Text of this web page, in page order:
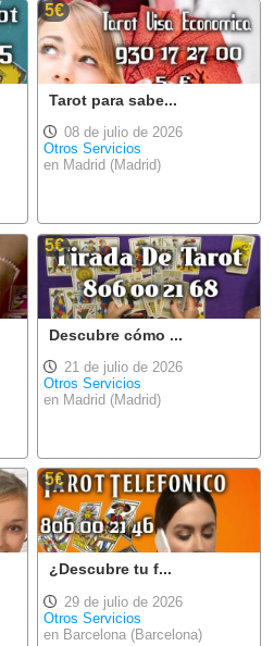
5€
Tarot para sabe...
08 de julio de 2026
Otros Servicios
en Madrid (Madrid)
5€
Descubre cómo ...
21 de julio de 2026
Otros Servicios
en Madrid (Madrid)
5€
¿Descubre tu f...
29 de julio de 2026
Otros Servicios
en Barcelona (Barcelona)